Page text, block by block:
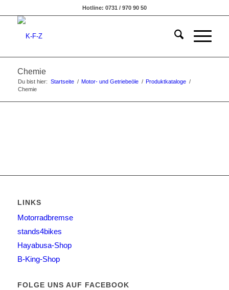
Hotline: 0731 / 970 90 50
Chemie
Du bist hier: Startseite / Motor- und Getriebeöle / Produktkataloge /
Chemie
LINKS
Motorradbremse
stands4bikes
Hayabusa-Shop
B-King-Shop
FOLGE UNS AUF FACEBOOK